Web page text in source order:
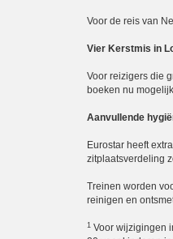
Voor de reis van
Vier Kerstmis in
Voor reizigers die
boeken nu
Aanvullende
Eurostar heeft
zitplaatsverdeling
Treinen worden
reinigen en
1 Voor wijzigingen